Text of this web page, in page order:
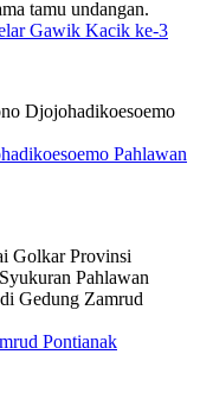
Gawik Kacik ke-3
Pahlawan
Pontianak